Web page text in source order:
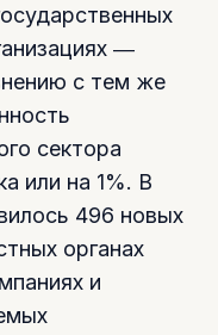
―
с тем же
сектора
или на 1%. В
496 новых
органах
и